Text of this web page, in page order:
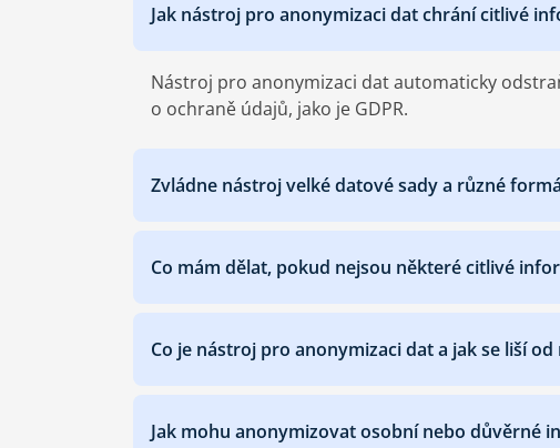
Jak nástroj pro anonymizaci dat chrání citlivé
Nástroj pro anonymizaci dat automaticky
o ochraně údajů, jako je GDPR.
Zvládne nástroj velké datové sady a různé
Co mám dělat, pokud nejsou některé citlivé
Co je nástroj pro anonymizaci dat a jak se liší
Jak mohu anonymizovat osobní nebo důvěrné